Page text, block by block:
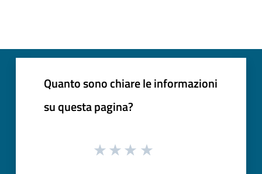
Quanto sono chiare le informazioni
su questa pagina?